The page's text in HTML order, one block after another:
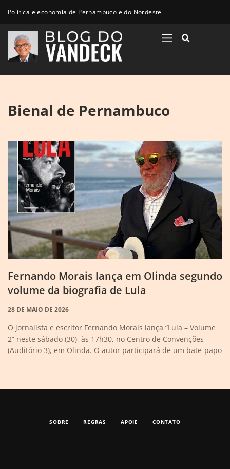
Política e economia de Pernambuco e do Nordeste
Bienal de Pernambuco
Fernando Morais lança em Olinda segundo
volume da biografia de Lula
28 DE MAIO DE 2026
O jornalista e escritor Fernando Morais lança “Lula – Volume
2” neste sábado (30), às 17h30, no Centro de Convenções
(Auditório 3), em Olinda. O autor participará de um bate-papo
SOBRE REGRAS APOIE CONTATO